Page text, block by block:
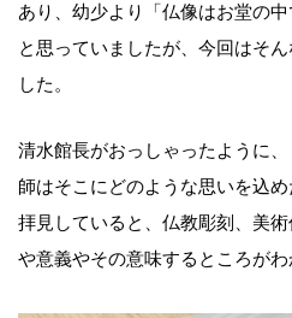
あり、幼少より「仏像はお堂の中
と思っていましたが、今回はそ
した。
清水館長がおっしゃったように
師はそこにどのような思いを込
拝見していると、仏教彫刻、美
や意義やその意味するところがわ